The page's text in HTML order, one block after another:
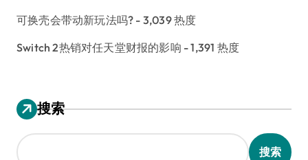
可换壳会带动新玩法吗? - 3,039 热度
Switch 2热销对任天堂财报的影响 - 1,391 热度
搜索
搜索